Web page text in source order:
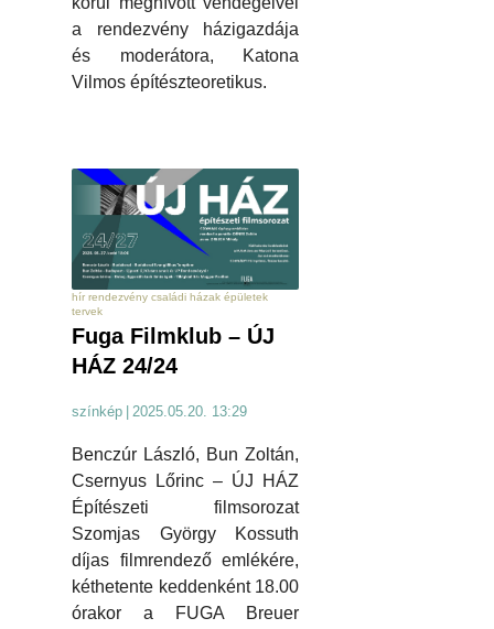
a rendezvény házigazdája
és moderátora, Katona
Vilmos építészteoretikus.
hír rendezvény családi házak épületek
tervek
Fuga Filmklub – ÚJ
HÁZ 24/24
színkép 2025.05.20. 13:29
Benczúr László, Bun Zoltán,
Csernyus Lőrinc – ÚJ HÁZ
Építészeti filmsorozat
Szomjas György Kossuth
díjas filmrendező emlékére,
kéthetente keddenként 18.00
órakor a FUGA Breuer